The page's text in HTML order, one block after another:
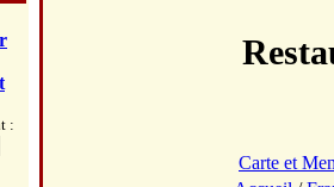
:
Carte et